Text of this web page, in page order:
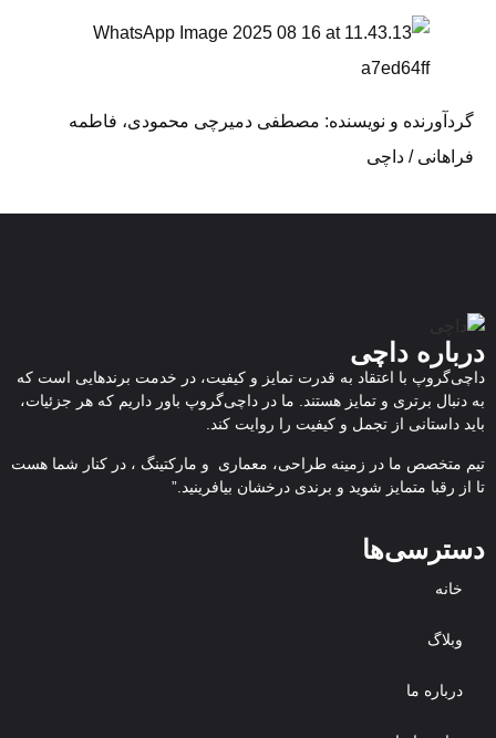
گردآورنده و نویسنده: مصطفی دمیرچی محمودی، فاطمه
فراهانی / داچی
درباره داچی
داچی‌گروپ با اعتقاد به قدرت تمایز و کیفیت، در خدمت برندهایی است که
به دنبال برتری و تمایز هستند. ما در داچی‌گروپ باور داریم که هر جزئیات،
باید داستانی از تجمل و کیفیت را روایت کند.
تیم متخصص ما در زمینه طراحی، معماری و مارکتینگ ، در کنار شما هست
تا از رقبا متمایز شوید و برندی درخشان بیافرینید.”
دسترسی‌ها
خانه
وبلاگ
درباره ما